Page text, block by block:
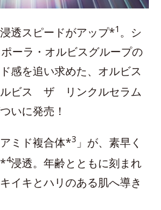
透スピードがアップ*1 。シ
ーラ・オルビスグループの
感を追い求めた、オルビス
ルビス ザ リンクルセラム
いに発売！
ミド複合体*3 」が、素早く
4浸透。年齢とともに刻まれ
イキとハリのある肌へ導き